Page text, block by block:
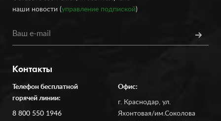
наши новости (управление подпиской)
Контакты
Телефон бесплатной
горячей линии:
8 800 550 1946
Офис:
г. Краснодар, ул.
Яхонтовая/им.Соколова